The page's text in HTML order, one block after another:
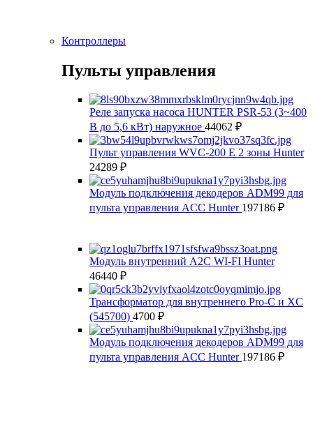
Контроллеры
Пульты управления
Реле запуска насоса HUNTER PSR-53 (3~400
В до 5,6 кВт) наружное 44062 ₽
Пульт управления WVС-200 E 2 зоны Hunter
24289 ₽
Модуль подключения декодеров ADM99 для
пульта управления ACC Hunter 197186 ₽
Модуль внутренний A2C WI-FI Hunter
46440 ₽
Трансформатор для внутреннего Pro-C и XC
(545700) 4700 ₽
Модуль подключения декодеров ADM99 для
пульта управления ACC Hunter 197186 ₽